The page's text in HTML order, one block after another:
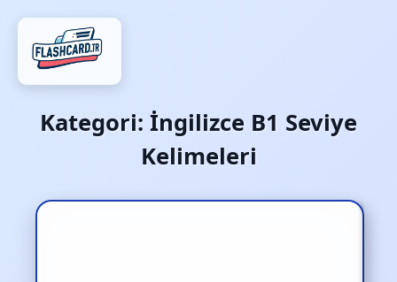
Kategori: İngilizce B1 Seviye
Kelimeleri